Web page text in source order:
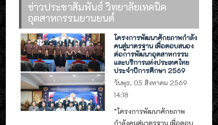
ข่าวประชาสัมพันธ์ วิทยาลัยเทคนิค
อุตสาหกรรมยานยนต์
โครงการพัฒนาศักยภาพกำลัง
คนสู่มาตรฐาน เพื่อตอบสนอง
ต่อการพัฒนาอุตสาหกรรม
และบริการแห่งประเทศไทย
ประจำปีการศึกษา 2569
วันพุธ, 05 สิงหาคม 2569
14:18
”โครงการพัฒนาศักยภาพ
กำลังคนสู่มาตรฐาน เพื่อตอบ